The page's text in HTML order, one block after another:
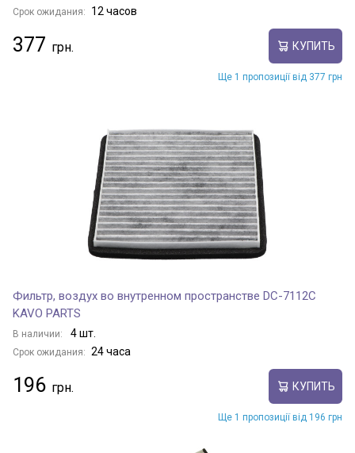
Срок ожидания: 12 часов
377 КУПИТЬ
Ще 1 пропозиції від 377 грн
Фильтр, воздух во внутренном пространстве DC-7112C
KAVO PARTS
В наличии: 4 шт.
Срок ожидания: 24 часа
196 КУПИТЬ
Ще 1 пропозиції від 196 грн